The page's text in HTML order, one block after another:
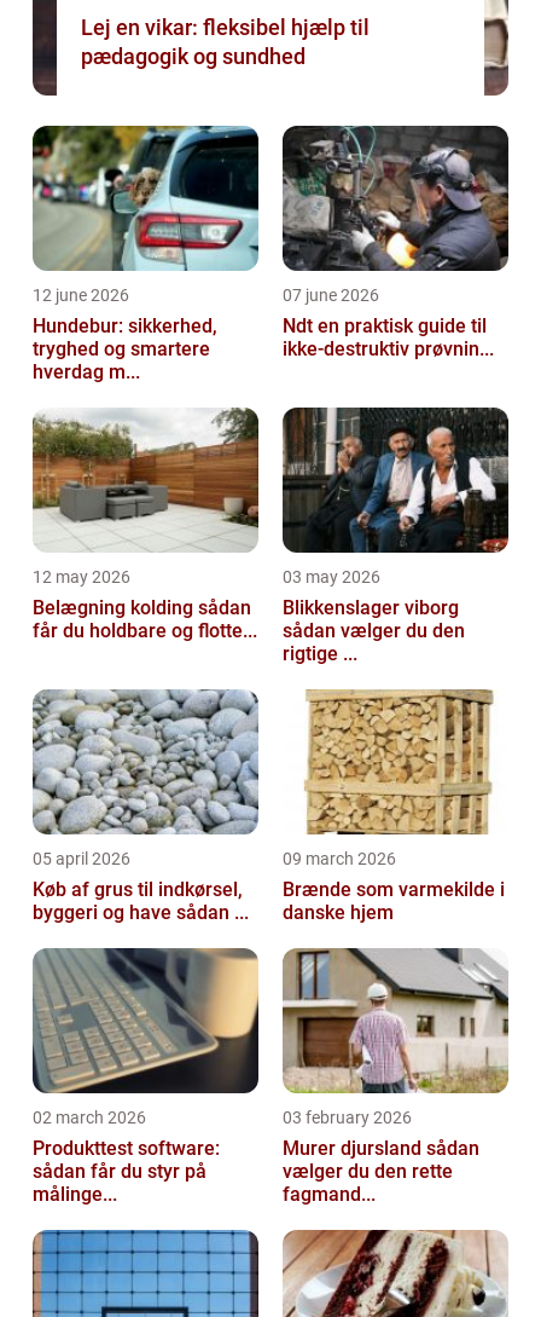
Lej en vikar: fleksibel hjælp til
pædagogik og sundhed
12 june 2026
Hundebur: sikkerhed,
tryghed og smartere
hverdag m...
07 june 2026
Ndt en praktisk guide til
ikke-destruktiv prøvnin...
12 may 2026
Belægning kolding sådan
får du holdbare og flotte...
03 may 2026
Blikkenslager viborg
sådan vælger du den
rigtige ...
05 april 2026
Køb af grus til indkørsel,
byggeri og have sådan ...
09 march 2026
Brænde som varmekilde i
danske hjem
02 march 2026
Produkttest software:
sådan får du styr på
målinge...
03 february 2026
Murer djursland sådan
vælger du den rette
fagmand...